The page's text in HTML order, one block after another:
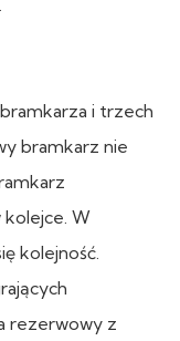
i trzech
bramkarz nie
kolejce. W
kolejność.
rezerwowy z